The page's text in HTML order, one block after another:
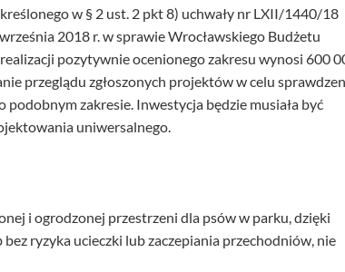
w § 2 ust. 2 pkt 8) uchwały nr LXII/1440/18
2018 r. w sprawie Wrocławskiego Budżetu
pozytywnie ocenionego zakresu wynosi 600
przeglądu zgłoszonych projektów w celu
podobnym zakresie. Inwestycja będzie musiała być
uniwersalnego.
i ogrodzonej przestrzeni dla psów w parku, dzięki
ryzyka ucieczki lub zaczepiania przechodniów, nie